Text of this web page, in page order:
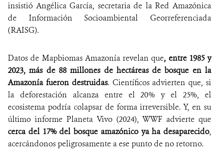
insistió Angélica García, secretaria de la Red Amazónica
de Información Socioambiental Georreferenciada
(RAISG).
Datos de Mapbiomas Amazonía revelan que, entre 1985 y
2023, más de 88 millones de hectáreas de bosque en la
Amazonía fueron destruidas. Científicos advierten que, si
la deforestación alcanza entre el 20% y el 25%, el
ecosistema podría colapsar de forma irreversible. Y, en su
último informe Planeta Vivo (2024), WWF advierte que
cerca del 17% del bosque amazónico ya ha desaparecido,
acercándonos peligrosamente a ese punto de no retorno.